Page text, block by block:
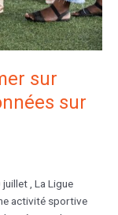
sur
sur
, La Ligue
activité sportive